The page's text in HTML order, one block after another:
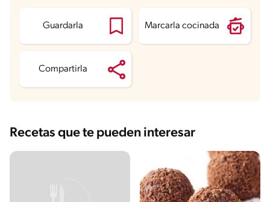
Proteína
Grasas saturadas 4.8 g
Sodio 29.6 mg
Guardarla Marcarla cocinada
Compartirla
Recetas que te pueden interesar